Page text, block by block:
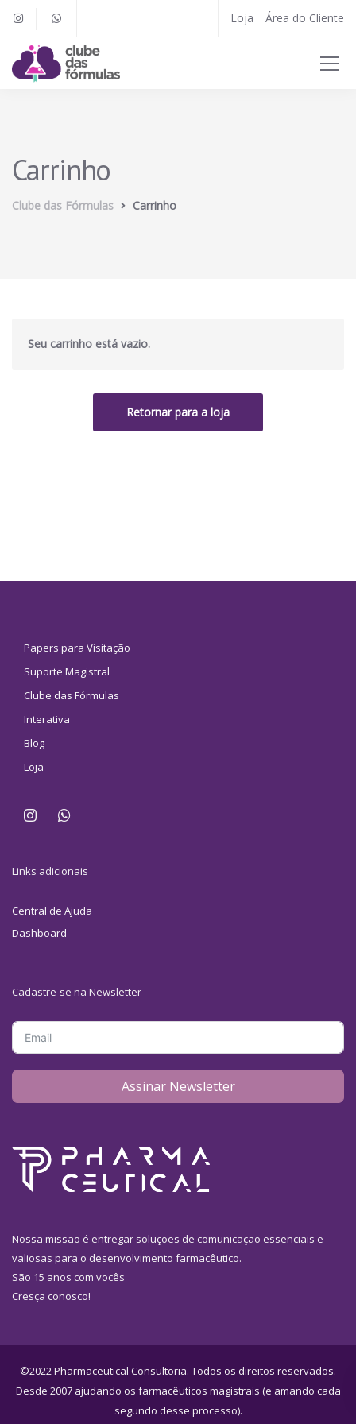
Loja Área do Cliente
Carrinho
Clube das Fórmulas Carrinho
Seu carrinho está vazio.
Retornar para a loja
Papers para Visitação
Suporte Magistral
Clube das Fórmulas
Interativa
Blog
Loja
Links adicionais
Central de Ajuda
Dashboard
Cadastre-se na Newsletter
Assinar Newsletter
Nossa missão é entregar soluções de comunicação essenciais e
valiosas para o desenvolvimento farmacêutico.
São 15 anos com vocês
Cresça conosco!
©2022 Pharmaceutical Consultoria. Todos os direitos reservados.
Desde 2007 ajudando os farmacêuticos magistrais (e amando cada
segundo desse processo).